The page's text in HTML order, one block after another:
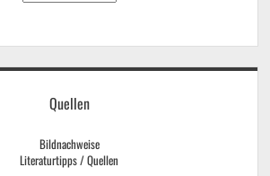
Quellen
Bildnachweise
Literaturtipps / Quellen